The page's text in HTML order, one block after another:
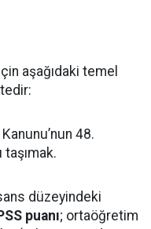
aşağıdaki temel
48.
düzeyindeki
puanı; ortaöğretim